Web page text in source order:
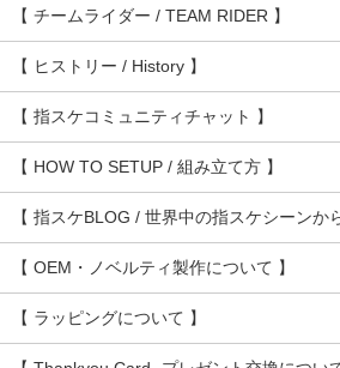
【 チームライダー / TEAM RIDER 】
【 ヒストリー / History 】
【 指スケコミュニティチャット 】
【 HOW TO SETUP / 組み立て方 】
【 指スケBLOG / 世界中の指スケシーンか
【 OEM・ノベルティ製作について 】
【 ラッピングについて 】